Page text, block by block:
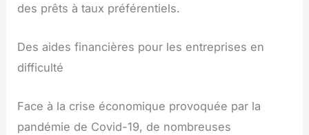
des prêts à taux préférentiels.
Des aides financières pour les entreprises en
difficulté
Face à la crise économique provoquée par la
pandémie de Covid-19, de nombreuses